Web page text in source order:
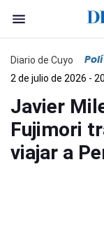
Diario de Cuyo
2 de julio de 2026 -
Javier
Fujimori
viajar a